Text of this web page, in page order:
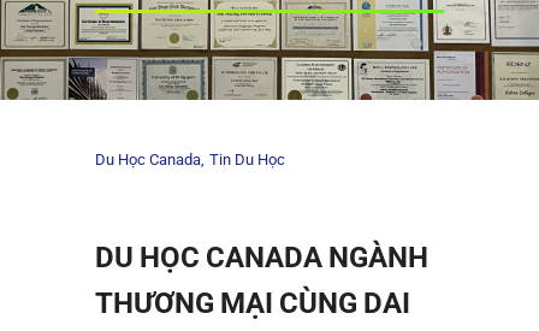
Du Học Canada Tin Du Học
DU HỌC CANADA NGÀNH
THƯƠNG MẠI CÙNG DAI